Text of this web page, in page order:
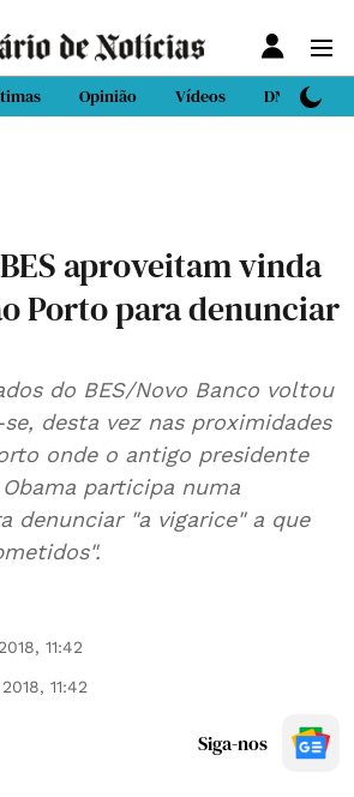
Opinião Vídeos DN Sport
aproveitam vinda
Porto para denunciar
do BES/Novo Banco voltou
desta vez nas proximidades
onde o antigo presidente
participa numa
denunciar "a vigarice" a que
11:42
11:42
Siga-nos